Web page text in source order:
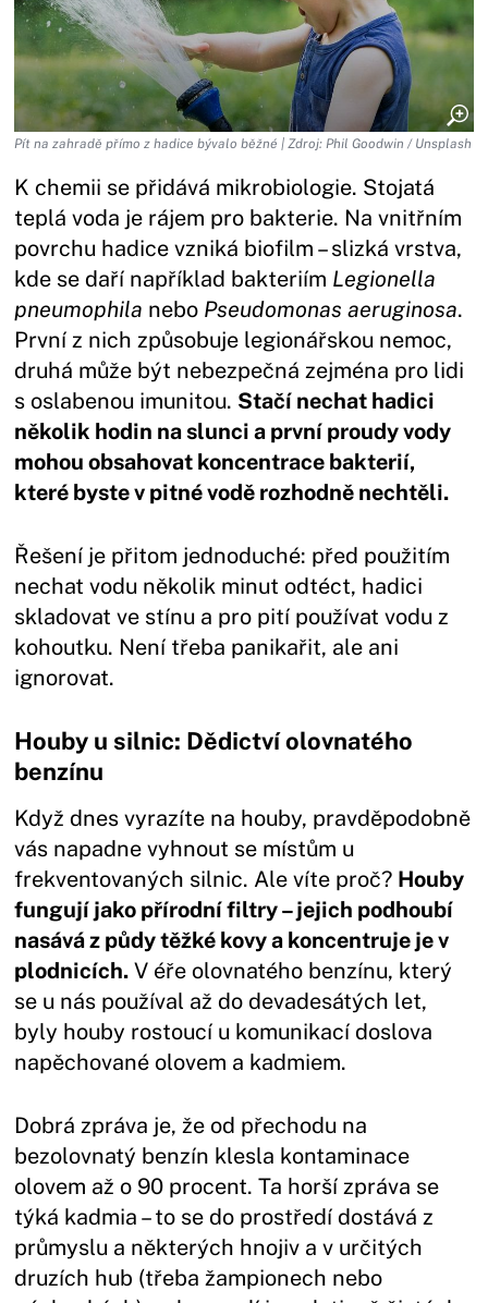
Pít na zahradě přímo z hadice bývalo běžné | Zdroj: Phil Goodwin / Unsplash
K chemii se přidává mikrobiologie. Stojatá
teplá voda je rájem pro bakterie. Na vnitřním
povrchu hadice vzniká biofilm – slizká vrstva,
kde se daří například bakteriím Legionella
pneumophila nebo Pseudomonas aeruginosa.
První z nich způsobuje legionářskou nemoc,
druhá může být nebezpečná zejména pro lidi
s oslabenou imunitou. Stačí nechat hadici
několik hodin na slunci a první proudy vody
mohou obsahovat koncentrace bakterií,
které byste v pitné vodě rozhodně nechtěli.
Řešení je přitom jednoduché: před použitím
nechat vodu několik minut odtéct, hadici
skladovat ve stínu a pro pití používat vodu z
kohoutku. Není třeba panikařit, ale ani
ignorovat.
Houby u silnic: Dědictví olovnatého
benzínu
Když dnes vyrazíte na houby, pravděpodobně
vás napadne vyhnout se místům u
frekventovaných silnic. Ale víte proč? Houby
fungují jako přírodní filtry – jejich podhoubí
nasává z půdy těžké kovy a koncentruje je v
plodnicích. V éře olovnatého benzínu, který
se u nás používal až do devadesátých let,
byly houby rostoucí u komunikací doslova
napěchované olovem a kadmiem.
Dobrá zpráva je, že od přechodu na
bezolovnatý benzín klesla kontaminace
olovem až o 90 procent. Ta horší zpráva se
týká kadmia – to se do prostředí dostává z
průmyslu a některých hnojiv a v určitých
druzích hub (třeba žampionech nebo